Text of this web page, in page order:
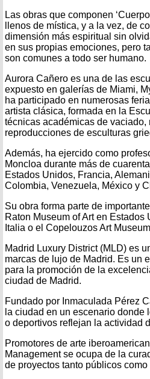
Las obras que componen
llenos de mística, y a la vez, de
dimensión más espiritual sin
en sus propias emociones, pero
son comunes a todo ser humano.
Aurora Cañero es una de las
expuesto en galerías de Miami,
ha participado en numerosas
artista clásica, formada en la
técnicas académicas de
reproducciones de esculturas
Además, ha ejercido como
Moncloa durante más de
Estados Unidos, Francia,
Colombia, Venezuela, México y
Su obra forma parte de
Raton Museum of Art en
Italia o el Copelouzos Art
Madrid Luxury District (MLD) es
marcas de lujo de Madrid. Es un
para la promoción de la
ciudad de Madrid.
Fundado por Inmaculada Pérez
la ciudad en un escenario
o deportivos reflejan la actividad
Promotores de arte
Management se ocupa de la
de proyectos tanto públicos